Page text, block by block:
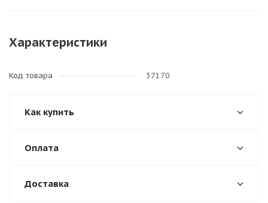
Характеристики
Код товара 37170
Как купить
Оплата
Доставка